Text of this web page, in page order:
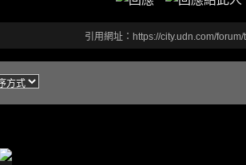
引用網址：https://city.udn.com/